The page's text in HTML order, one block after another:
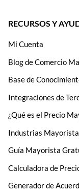
RECURSOS Y
Mi Cuenta
Blog de Comercio
Base de
Integraciones de
¿Qué es el Precio
Industrias
Guía Mayorista
Calculadora de
Generador de